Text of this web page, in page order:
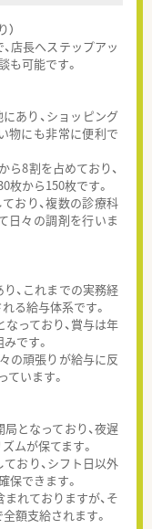
店長へステップアッ
も可能です。
あり、ショッピング
物にも非常に便利で
8割を占めており、
から150枚です。
おり、複数の診療科
日々の調剤を行いま
、これまでの実務経
る給与体系です。
っており、賞与は年
です。
の頑張りが給与に反
います。
となっており、夜遅
ムが保てます。
おり、シフト日以外
保できます。
れておりますが、そ
額支給されます。